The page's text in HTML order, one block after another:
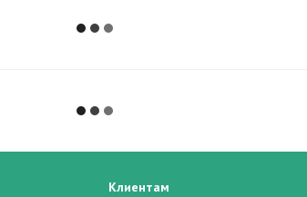
Клиентам